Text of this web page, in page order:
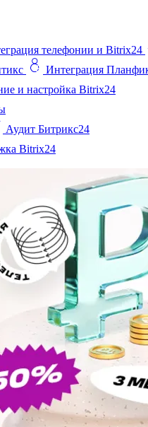
телефонии и Bitrix24
Интеграция
и настройка Bitrix24
Аудит Битрикс24
Bitrix24